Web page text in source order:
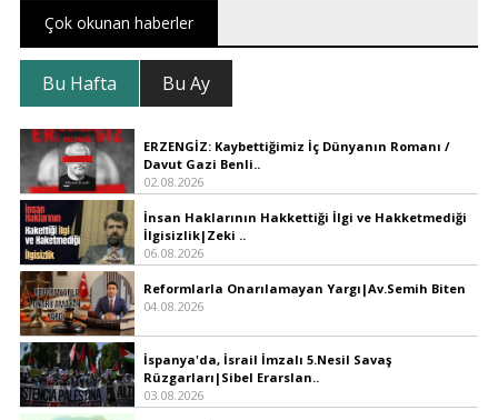
Çok okunan haberler
Bu Hafta Bu Ay
ERZENGİZ: Kaybettiğimiz İç Dünyanın Romanı /
Davut Gazi Benli..
02.08.2026
İnsan Haklarının Hakkettiği İlgi ve Hakketmediği
İlgisizlik|Zeki ..
06.08.2026
Reformlarla Onarılamayan Yargı|Av.Semih Biten
04.08.2026
İspanya'da, İsrail İmzalı 5.Nesil Savaş
Rüzgarları|Sibel Erarslan..
03.08.2026